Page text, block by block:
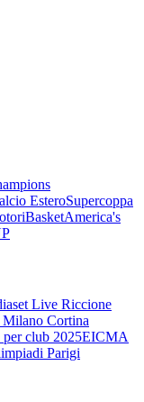
EsteroSupercoppa
BasketAmerica's
Live Riccione
Cortina
club 2025EICMA
Parigi